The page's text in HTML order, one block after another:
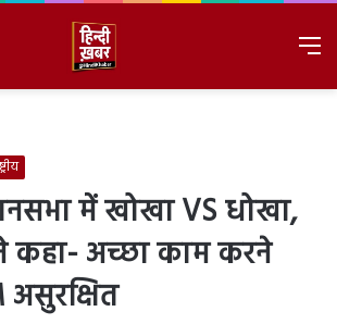
में खोखा VS धोखा,
कहा- अच्छा काम करने